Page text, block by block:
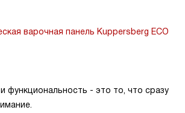
варочная панель Kuppersberg ECO
функциональность - это то, что сразу